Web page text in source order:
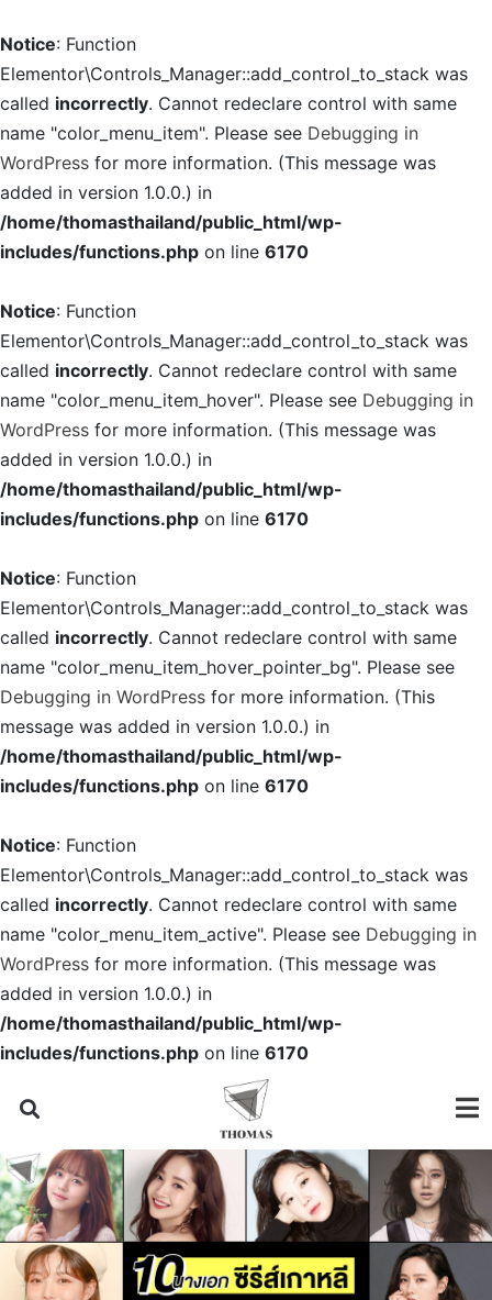
Notice: Function
Elementor\Controls_Manager::add_control_to_stack was
called incorrectly. Cannot redeclare control with same
name "color_menu_item". Please see Debugging in
WordPress for more information. (This message was
added in version 1.0.0.) in
/home/thomasthailand/public_html/wp-
includes/functions.php on line 6170
Notice: Function
Elementor\Controls_Manager::add_control_to_stack was
called incorrectly. Cannot redeclare control with same
name "color_menu_item_hover". Please see Debugging in
WordPress for more information. (This message was
added in version 1.0.0.) in
/home/thomasthailand/public_html/wp-
includes/functions.php on line 6170
Notice: Function
Elementor\Controls_Manager::add_control_to_stack was
called incorrectly. Cannot redeclare control with same
name "color_menu_item_hover_pointer_bg". Please see
Debugging in WordPress for more information. (This
message was added in version 1.0.0.) in
/home/thomasthailand/public_html/wp-
includes/functions.php on line 6170
Notice: Function
Elementor\Controls_Manager::add_control_to_stack was
called incorrectly. Cannot redeclare control with same
name "color_menu_item_active". Please see Debugging in
WordPress for more information. (This message was
added in version 1.0.0.) in
/home/thomasthailand/public_html/wp-
includes/functions.php on line 6170